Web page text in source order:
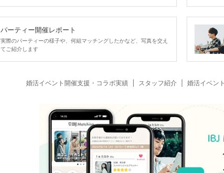
パーティー開催レポート
実際のパーティーの様子や、何組マッチングしたかなど、写真を交え
てご紹介します
婚活イベント開催支援・コラボ実績 スタッフ紹介 婚活イベン